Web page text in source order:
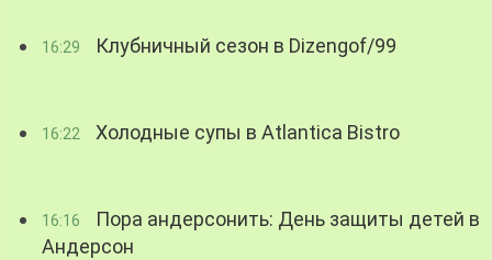
16:29 Клубничный сезон в Dizengof/99
16:22 Холодные супы в Atlantica Bistro
16:16
Пора андерсонить: День защиты детей в
Андерсон